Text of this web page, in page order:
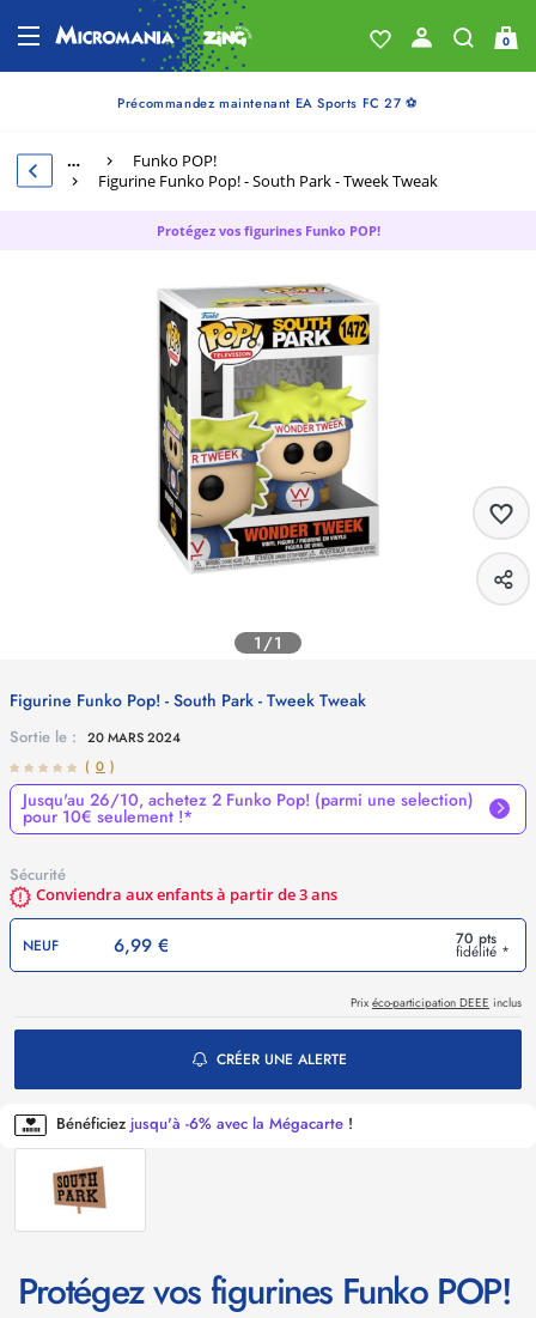
0
Précommandez maintenant EA Sports FC 27 ⚽
…
Funko POP!
Figurine Funko Pop! - South Park - Tweek Tweak
Protégez vos figurines Funko POP!
1/1
Figurine Funko Pop! - South Park - Tweek Tweak
Sortie le :
20 MARS 2024
( 0 )
Jusqu'au 26/10, achetez 2 Funko Pop! (parmi une selection)
pour 10€ seulement !*
Sécurité
Conviendra aux enfants à partir de 3 ans
NEUF 6,99 € 70 pts
fidélité *
Prix éco-participation DEEE inclus
CRÉER UNE ALERTE
Bénéficiez jusqu'à -6% avec la Mégacarte !
Protégez vos figurines Funko POP!